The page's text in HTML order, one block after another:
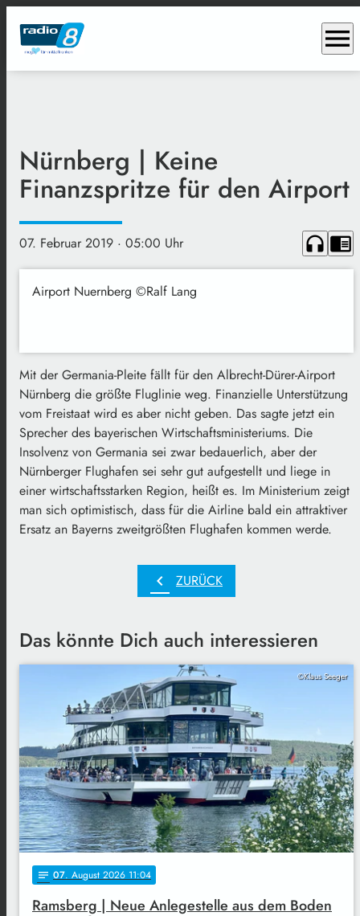
menu
Nürnberg | Keine
Finanzspritze für den Airport
07. Februar 2019 · 05:00 Uhr headphones chrome_reader_mode
Airport Nuernberg ©Ralf Lang
Mit der Germania-Pleite fällt für den Albrecht-Dürer-Airport
Nürnberg die größte Fluglinie weg. Finanzielle Unterstützung
vom Freistaat wird es aber nicht geben. Das sagte jetzt ein
Sprecher des bayerischen Wirtschaftsministeriums. Die
Insolvenz von Germania sei zwar bedauerlich, aber der
Nürnberger Flughafen sei sehr gut aufgestellt und liege in
einer wirtschaftsstarken Region, heißt es. Im Ministerium zeigt
man sich optimistisch, dass für die Airline bald ein attraktiver
Ersatz an Bayerns zweitgrößten Flughafen kommen werde.
chevron_left ZURÜCK
Das könnte Dich auch interessieren
©Klaus Seeger
notes 07. August 2026 11:04
Ramsberg | Neue Anlegestelle aus dem Boden